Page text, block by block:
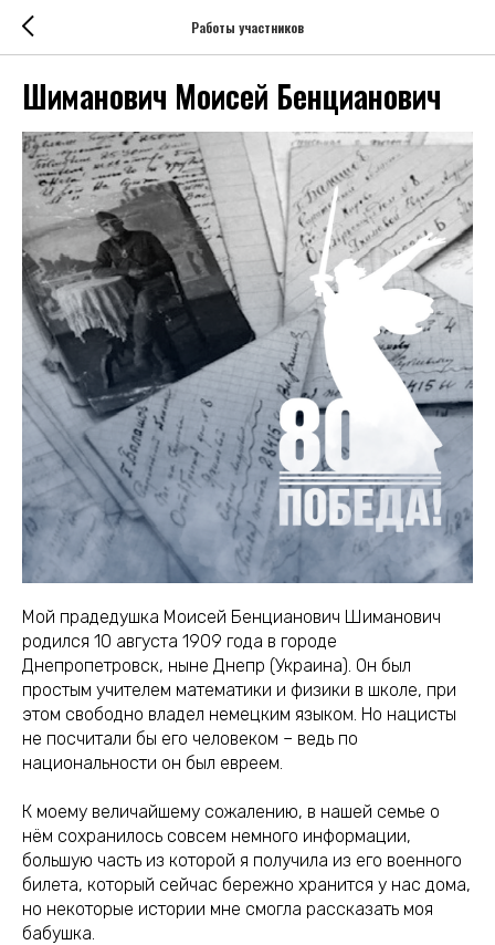
Работы участников
Шиманович Моисей Бенцианович
Мой прадедушка Моисей Бенцианович Шиманович
родился 10 августа 1909 года в городе
Днепропетровск, ныне Днепр (Украина). Он был
простым учителем математики и физики в школе, при
этом свободно владел немецким языком. Но нацисты
не посчитали бы его человеком – ведь по
национальности он был евреем.
К моему величайшему сожалению, в нашей семье о
нём сохранилось совсем немного информации,
большую часть из которой я получила из его военного
билета, который сейчас бережно хранится у нас дома,
но некоторые истории мне смогла рассказать моя
бабушка.